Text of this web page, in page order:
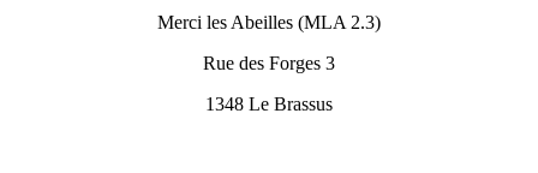
Merci les Abeilles (MLA 2.3)
Rue des Forges 3
1348 Le Brassus